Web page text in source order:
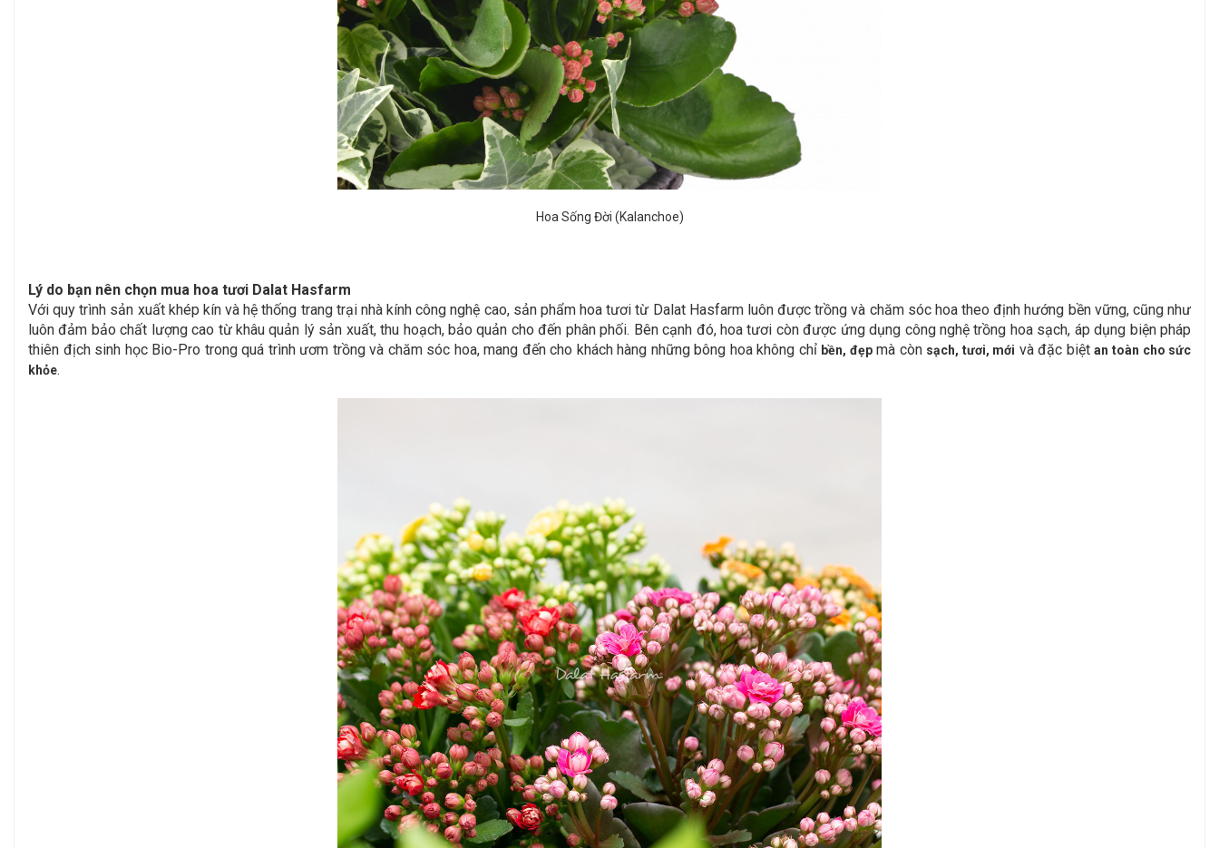
Hoa Sống Đời (Kalanchoe)
Lý do bạn nên chọn mua hoa tươi Dalat Hasfarm
Với quy trình sản xuất khép kín và hệ thống trang trại nhà kính công nghệ cao, sản phẩm hoa tươi từ Dalat Hasfarm luôn được trồng và chăm sóc hoa theo định hướng bền vững, cũng như
luôn đảm bảo chất lượng cao từ khâu quản lý sản xuất, thu hoạch, bảo quản cho đến phân phối. Bên cạnh đó, hoa tươi còn được ứng dụng công nghệ trồng hoa sạch, áp dụng biện pháp
thiên địch sinh học Bio-Pro trong quá trình ươm trồng và chăm sóc hoa, mang đến cho khách hàng những bông hoa không chỉ bền, đẹpmà còn sạch, tươi, mới và đặc biệtan toàn cho sức
khỏe.